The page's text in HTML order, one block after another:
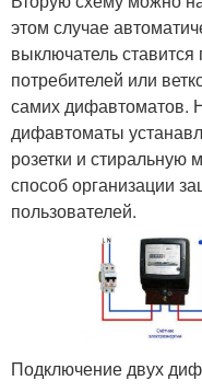
этом случае
выключатель
потребителей или
самих дифавтоматов.
дифавтоматы
розетки и
способ организации
пользователей.
Подключение двух